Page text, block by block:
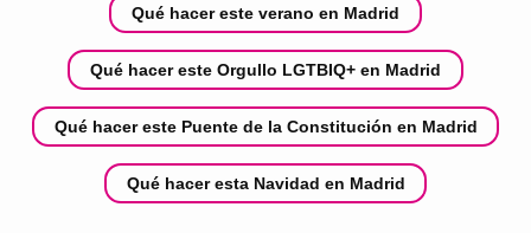
Qué hacer este verano en Madrid
Qué hacer este Orgullo LGTBIQ+ en Madrid
Qué hacer este Puente de la Constitución en Madrid
Qué hacer esta Navidad en Madrid